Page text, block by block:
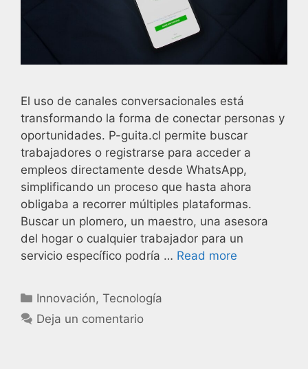
El uso de canales conversacionales está
transformando la forma de conectar personas y
oportunidades. P-guita.cl permite buscar
trabajadores o registrarse para acceder a
empleos directamente desde WhatsApp,
simplificando un proceso que hasta ahora
obligaba a recorrer múltiples plataformas.
Buscar un plomero, un maestro, una asesora
del hogar o cualquier trabajador para un
servicio específico podría … Read more
Innovación,Tecnología
Deja un comentario